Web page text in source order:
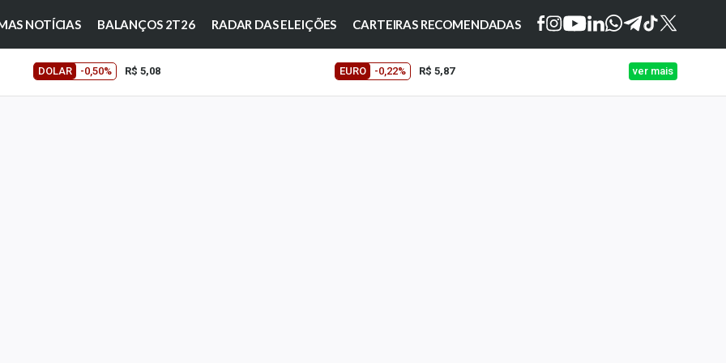
NOTÍCIAS BALANÇOS 2T26 RADAR DAS ELEIÇÕES CARTEIRAS RECOMENDADAS
DOLAR -0,50% R$ 5,08 EURO -0,22% R$ 5,87 ver mais